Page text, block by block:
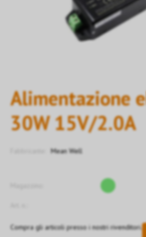
Alimentazione
30W 15V/2.0A
Mean Well
Compra gli articoli presso i nostri rivenditori.